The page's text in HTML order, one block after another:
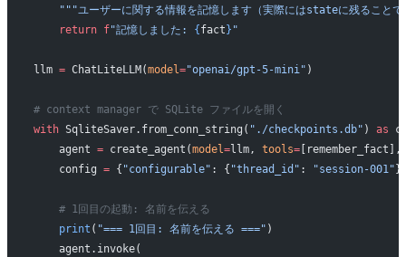
"""ユーザーに関する情報を記憶します（実際にはstateに残ること
    return
f"記憶しました: { fact } "
llm = ChatLiteLLM(model="openai/gpt-5-mini" )
# context manager で SQLite ファイルを開く
with SqliteSaver.from_conn_string( "./checkpoints.db" ) as
    agent
= create_agent(model=llm, tools=
    config
= { "configurable" : { "thread_id" : "session-001"
    # 1回目の起動: 名前を伝える
    print
( "=== 1回目: 名前を伝える ===" )
    agent.invoke(